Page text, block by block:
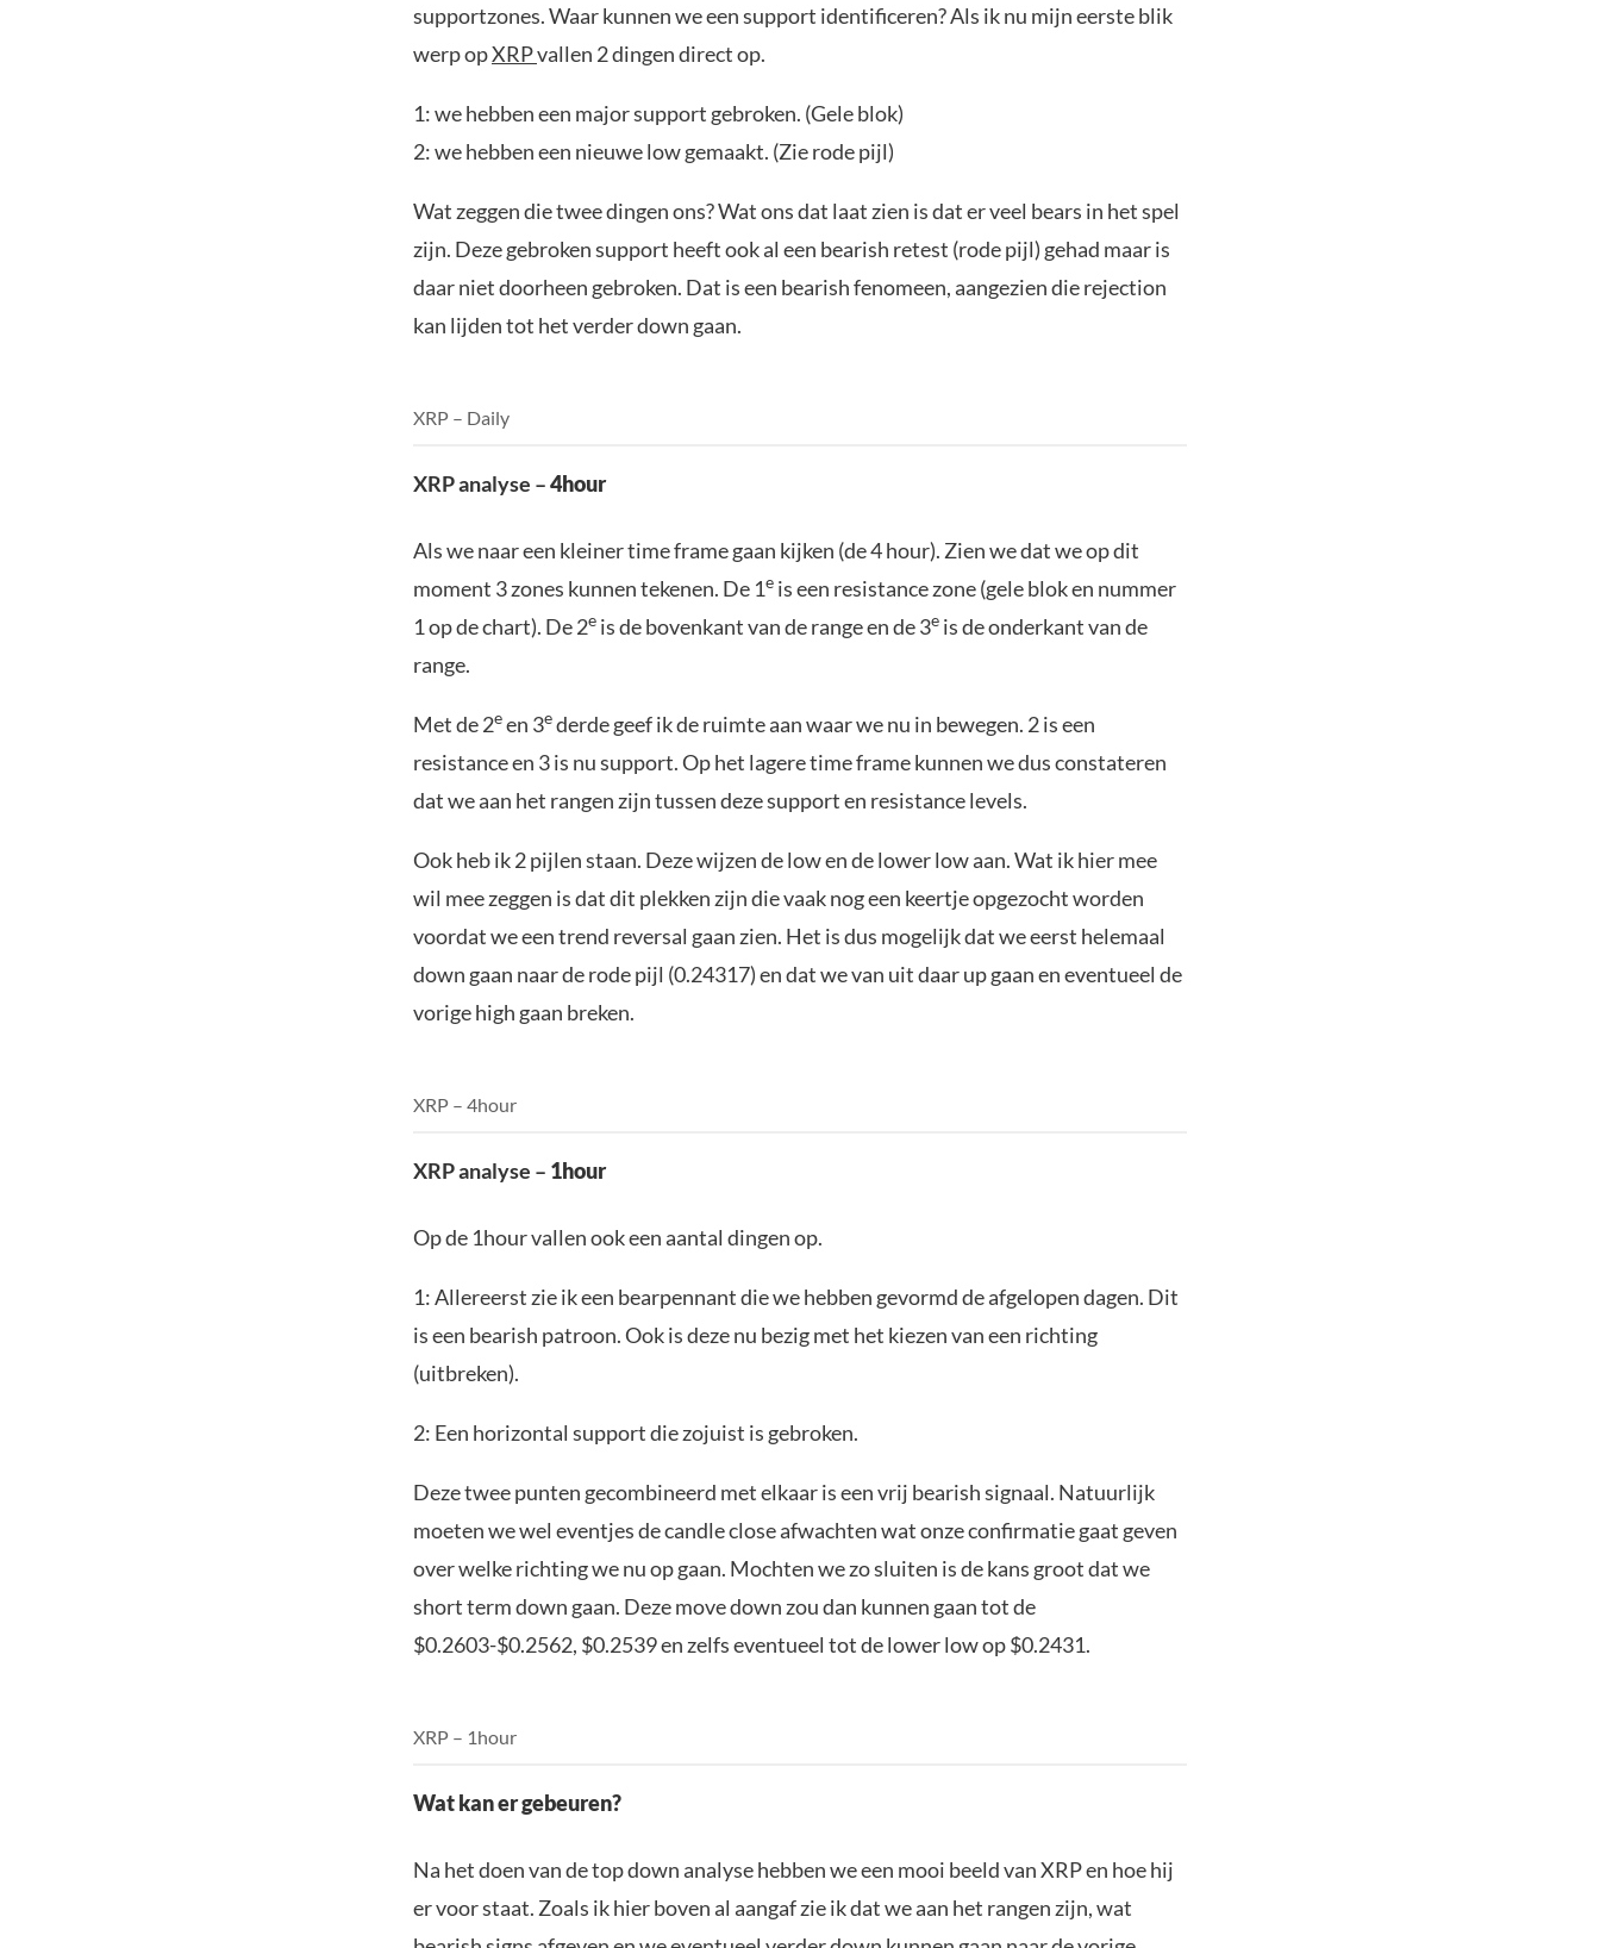
supportzones. Waar kunnen we een support identificeren? Als ik nu mijn eerste blik
werp opXRPvallen 2 dingen direct op.
1: we hebben een major support gebroken. (Gele blok)
2: we hebben een nieuwe low gemaakt. (Zie rode pijl)
Wat zeggen die twee dingen ons? Wat ons dat laat zien is dat er veel bears in het spel
zijn. Deze gebroken support heeft ook al een bearish retest (rode pijl) gehad maar is
daar niet doorheen gebroken. Dat is een bearish fenomeen, aangezien die rejection
kan lijden tot het verder down gaan.
XRP – Daily
XRP analyse –4hour
Als we naar een kleiner time frame gaan kijken (de 4 hour). Zien we dat we op dit
moment 3 zones kunnen tekenen. De 1e is een resistance zone (gele blok en nummer
1 op de chart). De 2e is de bovenkant van de range en de 3e is de onderkant van de
range.
Met de 2een 3ederde geef ik de ruimte aan waar we nu in bewegen. 2 is een
resistance en 3 is nu support. Op het lagere time frame kunnen we dus constateren
dat we aan het rangen zijn tussen deze support en resistance levels.
Ook heb ik 2 pijlen staan. Deze wijzen de low en de lower low aan. Wat ik hier mee
wil mee zeggen is dat dit plekken zijn die vaak nog een keertje opgezocht worden
voordat we een trend reversal gaan zien. Het is dus mogelijk dat we eerst helemaal
down gaan naar de rode pijl (0.24317) en dat we van uit daar up gaan en eventueel de
vorige high gaan breken.
XRP – 4hour
XRP analyse – 1hour
Op de 1hour vallen ook een aantal dingen op.
1: Allereerst zie ik een bearpennant die we hebben gevormd de afgelopen dagen. Dit
is een bearish patroon. Ook is deze nu bezig met het kiezen van een richting
(uitbreken).
2: Een horizontal support die zojuist is gebroken.
Deze twee punten gecombineerd met elkaar is een vrij bearish signaal. Natuurlijk
moeten we wel eventjes de candle close afwachten wat onze confirmatie gaat geven
over welke richting we nu op gaan. Mochten we zo sluiten is de kans groot dat we
short term down gaan. Deze move down zou dan kunnen gaan tot de
$0.2603-$0.2562, $0.2539 en zelfs eventueel tot de lower low op $0.2431.
XRP – 1hour
Wat kan er gebeuren?
Na het doen van de top down analyse hebben we een mooi beeld van XRP en hoe hij
er voor staat. Zoals ik hier boven al aangaf zie ik dat we aan het rangen zijn, wat